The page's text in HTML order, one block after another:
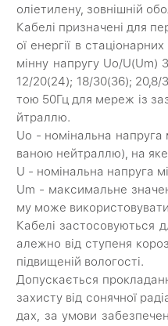
оліетилену, зовнішній
Кабелі призначені для
ої енергії в
мінну напругу Uo/U(Um)
12/20(24); 18/30(36);
тою 50Гц для мереж із
йтраллю.
Uo - номінальна
ваною нейтраллю), на
U - номінальна напруга
Um - максимальне
му може
Кабелі застосовуються
алежно від ступеня
підвищеній вологості.
Допускається
захисту від сонячної
дах, за умови